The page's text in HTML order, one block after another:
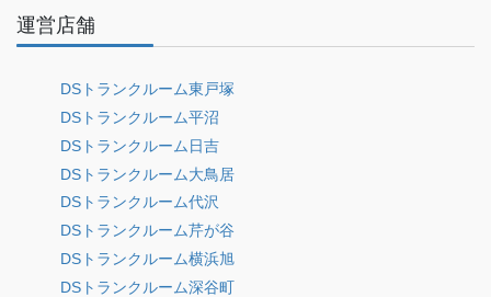
運営店舗
DSトランクルーム東戸塚
DSトランクルーム平沼
DSトランクルーム日吉
DSトランクルーム大鳥居
DSトランクルーム代沢
DSトランクルーム芹が谷
DSトランクルーム横浜旭
DSトランクルーム深谷町